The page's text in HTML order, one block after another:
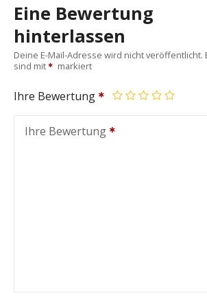
Eine Bewertung
hinterlassen
Deine E-Mail-Adresse wird nicht veröffentlicht.
sind mit
markiert
Ihre Bewertung
Ihre Bewertung